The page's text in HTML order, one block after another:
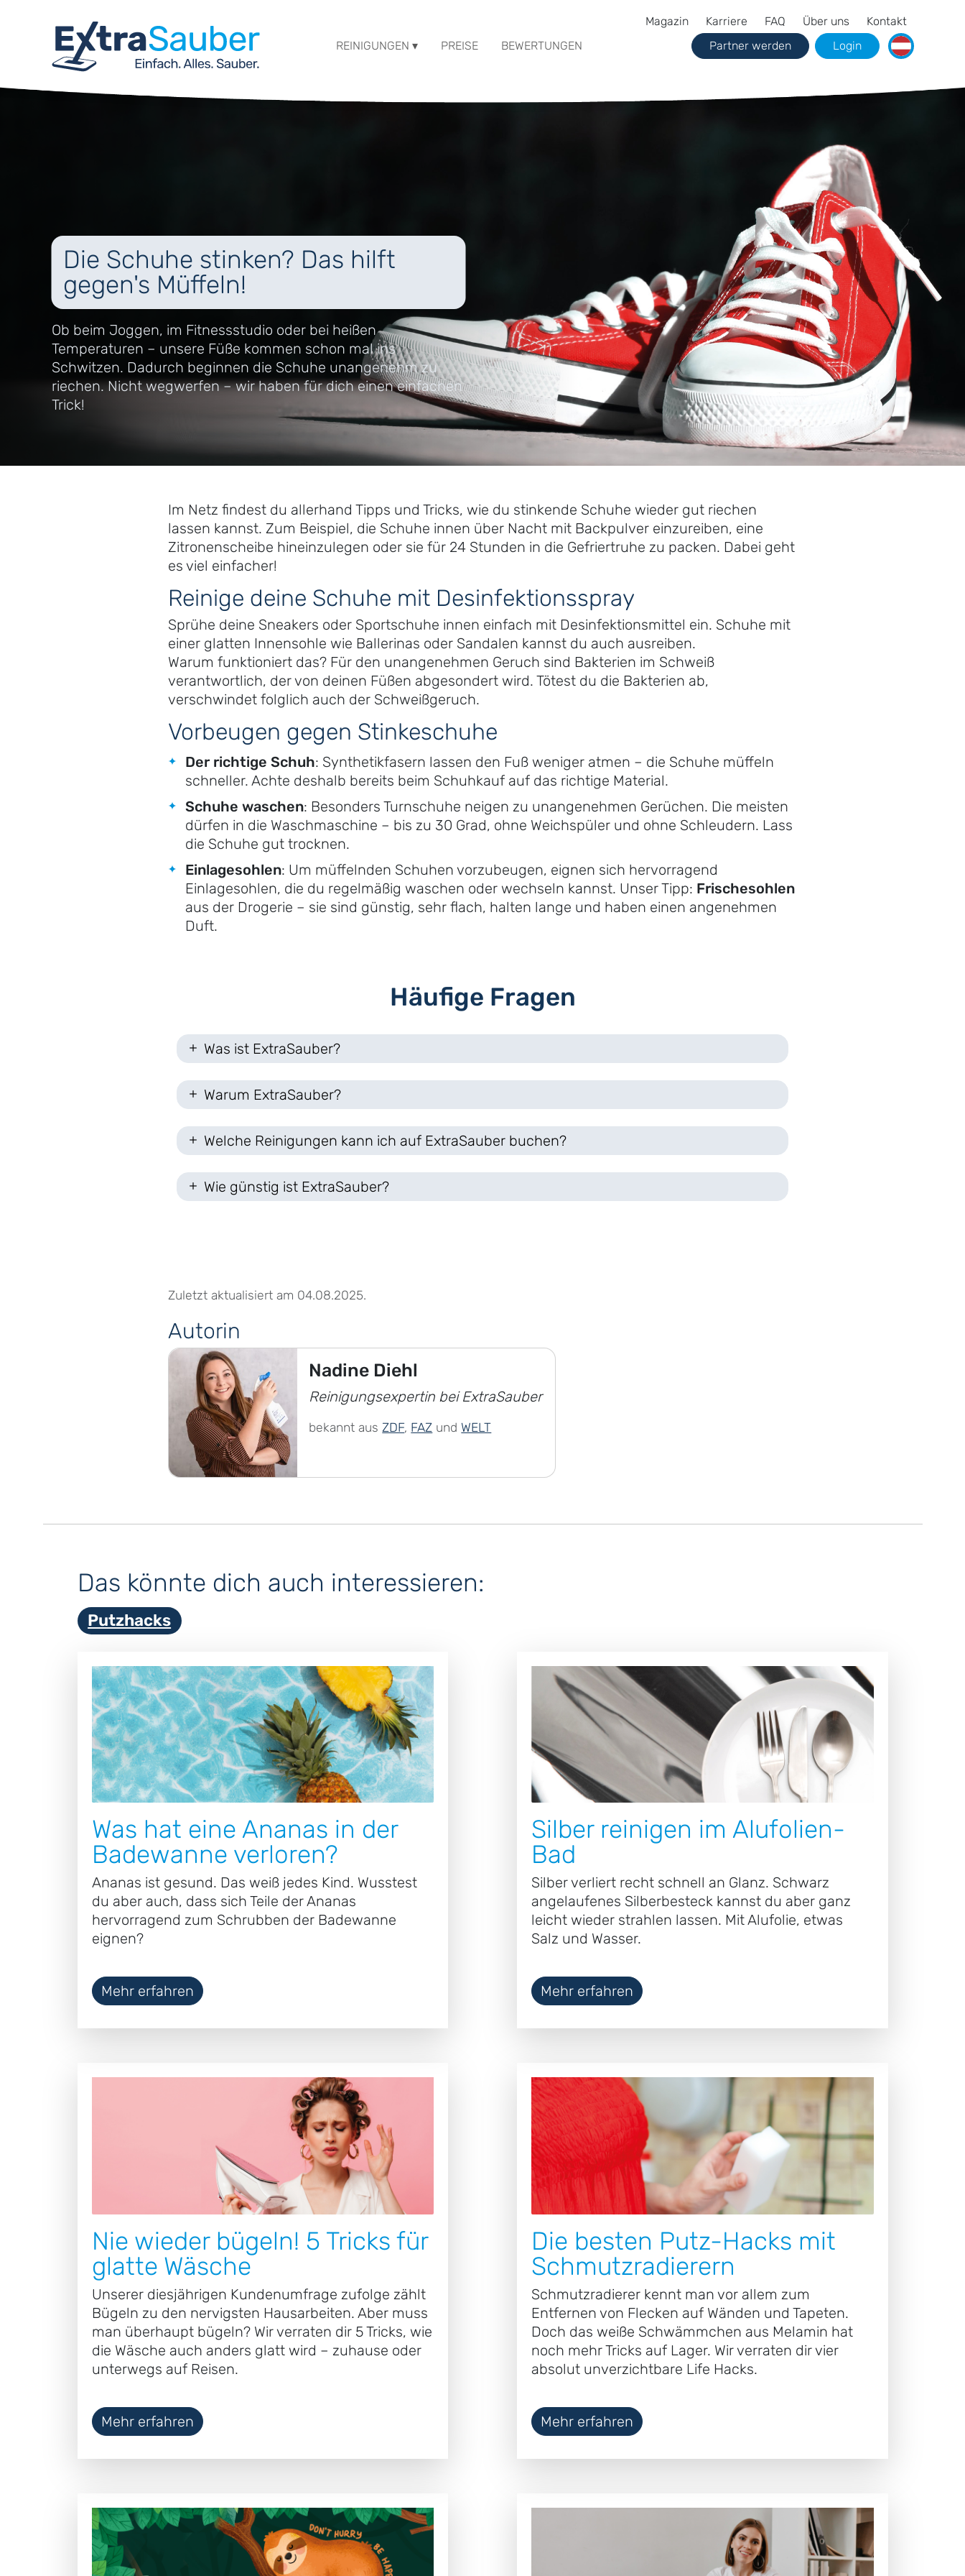
Magazin Karriere FAQ Über uns
Kontakt
REINIGUNGEN ▾
PREISE BEWERTUNGEN Partner werden Login
Die Schuhe stinken? Das hilft
gegen's Müffeln!
Ob beim Joggen, im Fitnessstudio oder bei heißen
Temperaturen – unsere Füße kommen schon mal ins
Schwitzen. Dadurch beginnen die Schuhe unangenehm zu
riechen. Nicht wegwerfen – wir haben für dich einen einfachen
Trick!
Im Netz findest du allerhand Tipps und Tricks, wie du stinkende Schuhe wieder gut riechen
lassen kannst. Zum Beispiel, die Schuhe innen über Nacht mit Backpulver einzureiben, eine
Zitronenscheibe hineinzulegen oder sie für 24 Stunden in die Gefriertruhe zu packen. Dabei geht
es viel einfacher!
Reinige deine Schuhe mit Desinfektionsspray
Sprühe deine Sneakers oder Sportschuhe innen einfach mit Desinfektionsmittel ein. Schuhe mit
einer glatten Innensohle wie Ballerinas oder Sandalen kannst du auch ausreiben.
Warum funktioniert das? Für den unangenehmen Geruch sind Bakterien im Schweiß
verantwortlich, der von deinen Füßen abgesondert wird. Tötest du die Bakterien ab,
verschwindet folglich auch der Schweißgeruch.
Vorbeugen gegen Stinkeschuhe
Der richtige Schuh: Synthetikfasern lassen den Fuß weniger atmen – die Schuhe müffeln
schneller. Achte deshalb bereits beim Schuhkauf auf das richtige Material.
Schuhe waschen: Besonders Turnschuhe neigen zu unangenehmen Gerüchen. Die meisten
dürfen in die Waschmaschine – bis zu 30 Grad, ohne Weichspüler und ohne Schleudern. Lass
die Schuhe gut trocknen.
Einlagesohlen: Um müffelnden Schuhen vorzubeugen, eignen sich hervorragend
Einlagesohlen, die du regelmäßig waschen oder wechseln kannst. Unser Tipp: Frischesohlen
aus der Drogerie – sie sind günstig, sehr flach, halten lange und haben einen angenehmen
Duft.
Häufige Fragen
Was ist ExtraSauber?
Warum ExtraSauber?
Welche Reinigungen kann ich auf ExtraSauber buchen?
Wie günstig ist ExtraSauber?
Zuletzt aktualisiert am 04.08.2025.
Autorin
Nadine Diehl
Reinigungsexpertin bei ExtraSauber
bekannt aus ZDF, FAZ und WELT
Das könnte dich auch interessieren:
Putzhacks
Was hat eine Ananas in der
Badewanne verloren?
Ananas ist gesund. Das weiß jedes Kind. Wusstest
du aber auch, dass sich Teile der Ananas
hervorragend zum Schrubben der Badewanne
eignen?
Mehr erfahren
Silber reinigen im Alufolien-
Bad
Silber verliert recht schnell an Glanz. Schwarz
angelaufenes Silberbesteck kannst du aber ganz
leicht wieder strahlen lassen. Mit Alufolie, etwas
Salz und Wasser.
Mehr erfahren
Nie wieder bügeln! 5 Tricks für
glatte Wäsche
Unserer diesjährigen Kundenumfrage zufolge zählt
Bügeln zu den nervigsten Hausarbeiten. Aber muss
man überhaupt bügeln? Wir verraten dir 5 Tricks, wie
die Wäsche auch anders glatt wird – zuhause oder
unterwegs auf Reisen.
Mehr erfahren
Die besten Putz-Hacks mit
Schmutzradierern
Schmutzradierer kennt man vor allem zum
Entfernen von Flecken auf Wänden und Tapeten.
Doch das weiße Schwämmchen aus Melamin hat
noch mehr Tricks auf Lager. Wir verraten dir vier
absolut unverzichtbare Life Hacks.
Mehr erfahren